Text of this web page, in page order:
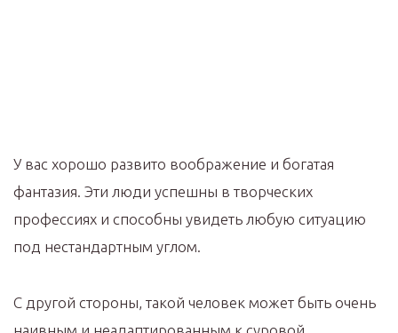
У вас хорошо развито воображение и богатая
фантазия. Эти люди успешны в творческих
профессиях и способны увидеть любую ситуацию
под нестандартным углом.
С другой стороны, такой человек может быть очень
наивным и неадаптированным к суровой